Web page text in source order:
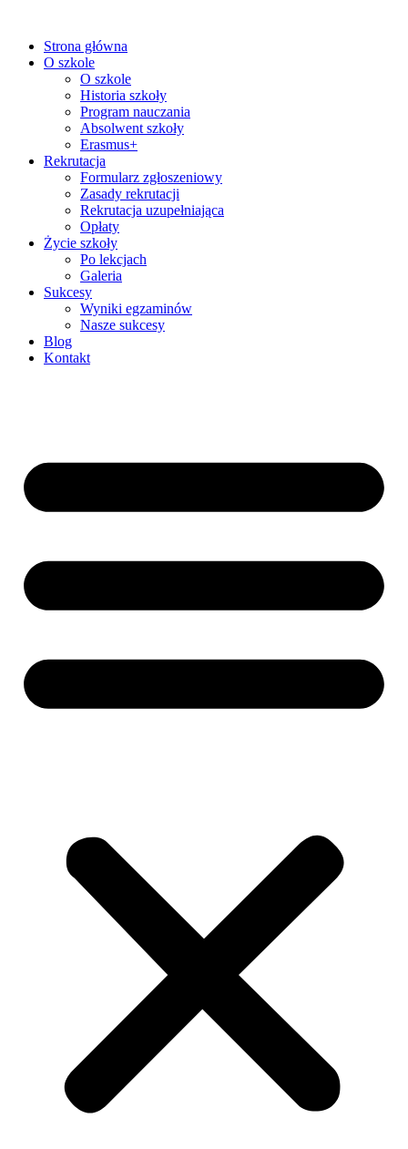
Strona główna
O szkole
O szkole
Historia szkoły
Program nauczania
Absolwent szkoły
Erasmus+
Rekrutacja
Formularz zgłoszeniowy
Zasady rekrutacji
Rekrutacja uzupełniająca
Opłaty
Życie szkoły
Po lekcjach
Galeria
Sukcesy
Wyniki egzaminów
Nasze sukcesy
Blog
Kontakt